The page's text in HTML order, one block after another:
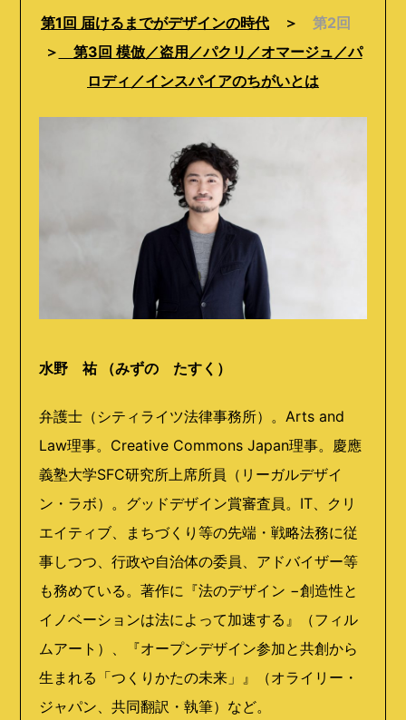
第1回 届けるまでがデザインの時代 ＞ 第2回
＞
第3回 模倣／盗用／パクリ／オマージュ／パ
ロディ／インスパイアのちがいとは
水野 祐 （みずの たすく）
弁護士（シティライツ法律事務所）。Arts and
Law理事。Creative Commons Japan理事。慶應
義塾大学SFC研究所上席所員（リーガルデザイ
ン・ラボ）。グッドデザイン賞審査員。IT、クリ
エイティブ、まちづくり等の先端・戦略法務に従
事しつつ、行政や自治体の委員、アドバイザー等
も務めている。著作に『法のデザイン −創造性と
イノベーションは法によって加速する』（フィル
ムアート）、『オープンデザイン参加と共創から
生まれる「つくりかたの未来」』（オライリー・
ジャパン、共同翻訳・執筆）など。